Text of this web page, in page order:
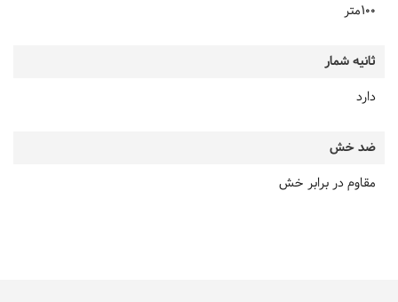
100متر
ثانیه شمار
دارد
ضد خش
مقاوم در برابر خش